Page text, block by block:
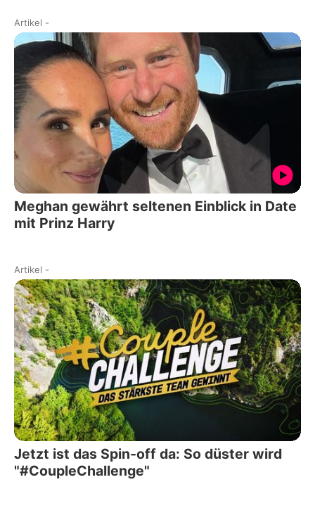
Artikel -
Meghan gewährt seltenen Einblick in Date
mit Prinz Harry
Artikel -
Jetzt ist das Spin-off da: So düster wird
"#CoupleChallenge"